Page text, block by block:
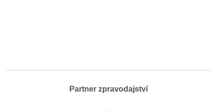
Partner zpravodajství